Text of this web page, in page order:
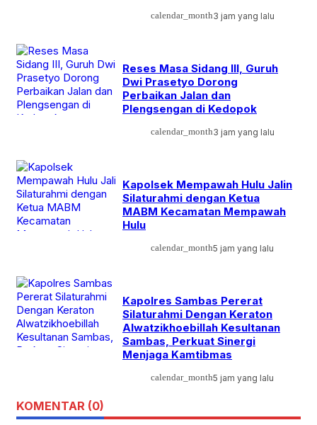
calendar_month3 jam yang lalu
Reses Masa Sidang III, Guruh
Dwi Prasetyo Dorong
Perbaikan Jalan dan
Plengsengan di Kedopok
calendar_month3 jam yang lalu
Kapolsek Mempawah Hulu Jalin
Silaturahmi dengan Ketua
MABM Kecamatan Mempawah
Hulu
calendar_month5 jam yang lalu
Kapolres Sambas Pererat
Silaturahmi Dengan Keraton
Alwatzikhoebillah Kesultanan
Sambas, Perkuat Sinergi
Menjaga Kamtibmas
calendar_month5 jam yang lalu
KOMENTAR (0)